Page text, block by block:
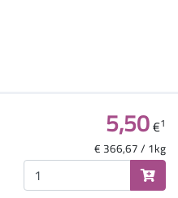
5,50€1
€ 366,67 / 1kg